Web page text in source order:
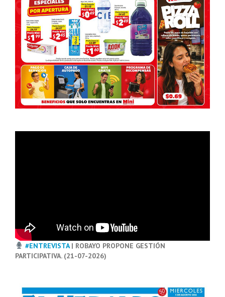
#ENTREVISTA| ROBAYO PROPONE GESTIÓN
PARTICIPATIVA. (21-07-2026)